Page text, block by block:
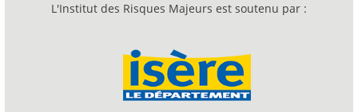
L'Institut des Risques Majeurs est soutenu par :